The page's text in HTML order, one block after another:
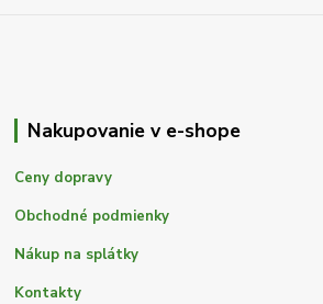
Nakupovanie v e-shope
Ceny dopravy
Obchodné podmienky
Nákup na splátky
Kontakty